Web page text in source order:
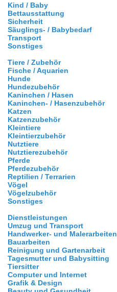
Kind / Baby
Bettausstattung
Sicherheit
Säuglings- / Babybedarf
Transport
Sonstiges
Tiere / Zubehör
Fische / Aquarien
Hunde
Hundezubehör
Kaninchen / Hasen
Kaninchen- / Hasenzubehör
Katzen
Katzenzubehör
Kleintiere
Kleintierzubehör
Nutztiere
Nutztierezubehör
Pferde
Pferdezubehör
Reptilien / Terrarien
Vögel
Vögelzubehör
Sonstiges
Dienstleistungen
Umzug und Transport
Handwerker- und Malerarbeiten
Bauarbeiten
Reinigung und Gartenarbeit
Tagesmutter und Babysitting
Tiersitter
Computer und Internet
Grafik & Design